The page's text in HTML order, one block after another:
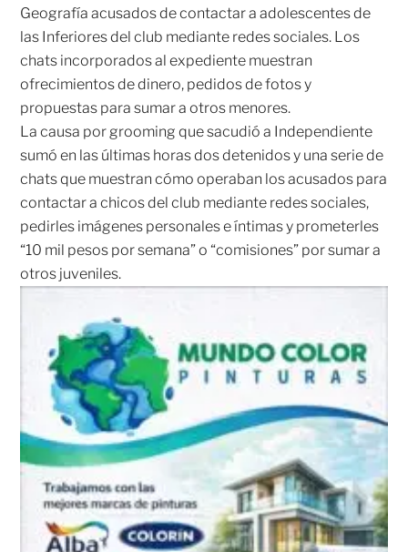
Geografía acusados de contactar a adolescentes de
las Inferiores del club mediante redes sociales. Los
chats incorporados al expediente muestran
ofrecimientos de dinero, pedidos de fotos y
propuestas para sumar a otros menores.
La causa por grooming que sacudió a Independiente
sumó en las últimas horas dos detenidos y una serie de
chats que muestran cómo operaban los acusados para
contactar a chicos del club mediante redes sociales,
pedirles imágenes personales e íntimas y prometerles
“10 mil pesos por semana” o “comisiones” por sumar a
otros juveniles.